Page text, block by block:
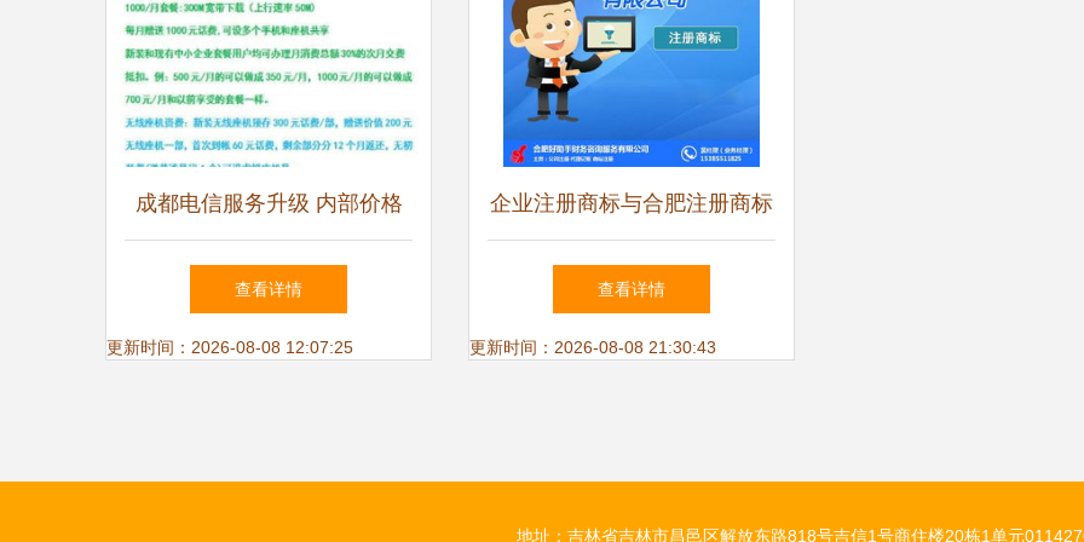
成都电信服务升级 内部价格
办理宽带、光纤与办公一站式
方案
查看详情
更新时间：2026-08-08 12:07:25
企业注册商标与合肥注册商标
指南 好帮手财务咨询服务如
何助力代办电信业务
查看详情
更新时间：2026-08-08 21:30:43
地址：吉林省吉林市昌邑区解放东路818号吉信1号商住楼20栋1单元